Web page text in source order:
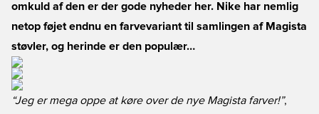
omkuld af den er der gode nyheder her. Nike har nemlig
netop føjet endnu en farvevariant til samlingen af Magista
støvler, og herinde er den populær…
“Jeg er mega oppe at køre over de nye Magista farver!”,